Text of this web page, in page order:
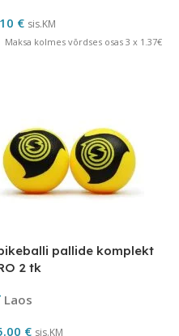
€ sis.KM
Maksa kolmes võrdses osas 3 x 1.37€
pallide komplekt
2 tk
Laos
€ sis.KM